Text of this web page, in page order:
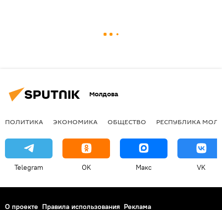
Молдова
ПОЛИТИКА ЭКОНОМИКА ОБЩЕСТВО РЕСПУБЛИКА
Telegram OK Макс VK
О проекте Правила использования Реклама